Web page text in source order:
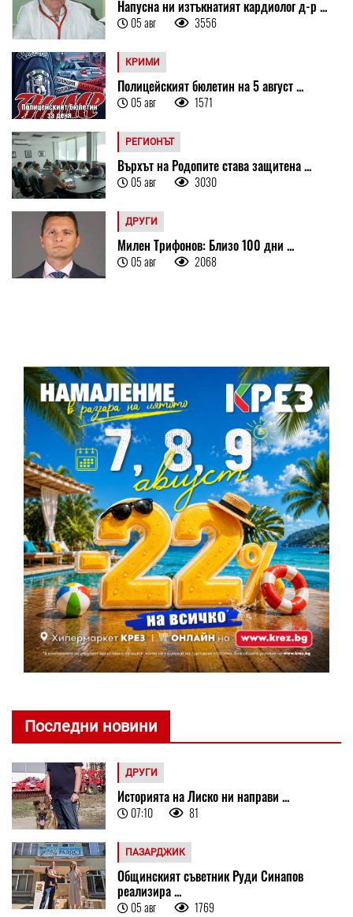
Напусна ни изтъкнатият кардиолог д-р ...
05 авг 3556
КРИМИ
Полицейският бюлетин на 5 август ...
05 авг 1571
РЕГИОНЪТ
Върхът на Родопите става защитена ...
05 авг 3030
ДРУГИ
Милен Трифонов: Близо 100 дни ...
05 авг 2068
Последни новини
ДРУГИ
Историята на Лиско ни направи ...
07:10 81
ПАЗАРДЖИК
Общинският съветник Руди Синапов
реализира ...
05 авг 1769